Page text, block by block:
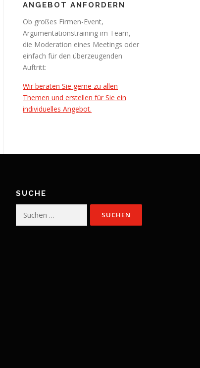
ANGEBOT ANFORDERN
Ob großes Firmen-Event,
Argumentationstraining im Team,
die Moderation eines Meetings oder
einfach für den überzeugenden
Auftritt:
Wir beraten Sie gerne zu allen
Themen und erstellen für Sie ein
individuelles Angebot.
SUCHE
nach: